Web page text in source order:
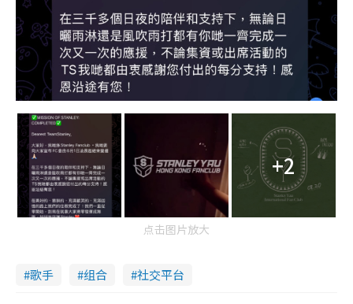
+2
点击图片放大
歌手 组合 社交平台